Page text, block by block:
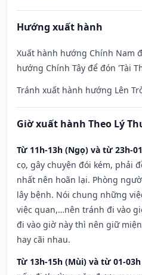
Hướng xuất hành
Xuất hành hướng Chính Nam
hướng Chính Tây để đón 'Tài
Tránh xuất hành hướng Lên
Giờ xuất hành Theo Lý
Từ 11h-13h (Ngọ) và từ 23h-
cọ, gây chuyện đói kém, phải
nhất nên hoãn lại. Phòng
lây bệnh. Nói chung những
việc quan,…nên tránh đi vào
đi vào giờ này thì nên giữ
hay cãi nhau.
Từ 13h-15h (Mùi) và từ 01-